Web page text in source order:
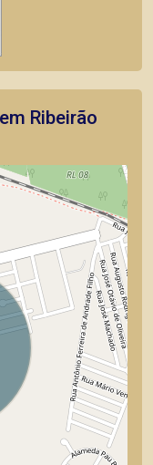
Ribeirão